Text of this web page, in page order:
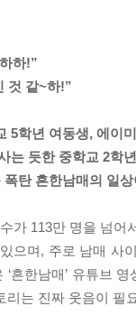
하!”
것 같~하!”
5학년 여동생, 에이
는 듯한 중학교 2학
탄 흔한남매의 일
수가 113만 명을 넘
으며, 주로 남매 사
흔한남매’ 유튜브
리는 진짜 웃음이